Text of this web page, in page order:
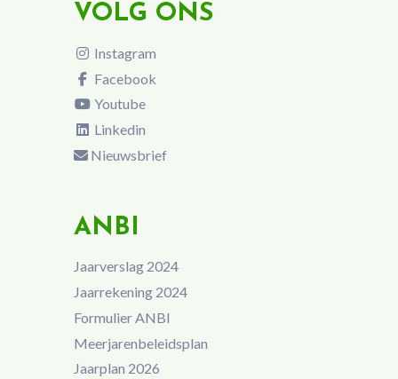
VOLG ONS
Instagram
Facebook
Youtube
Linkedin
Nieuwsbrief
ANBI
Jaarverslag 2024
Jaarrekening 2024
Formulier ANBI
Meerjarenbeleidsplan
Jaarplan 2026